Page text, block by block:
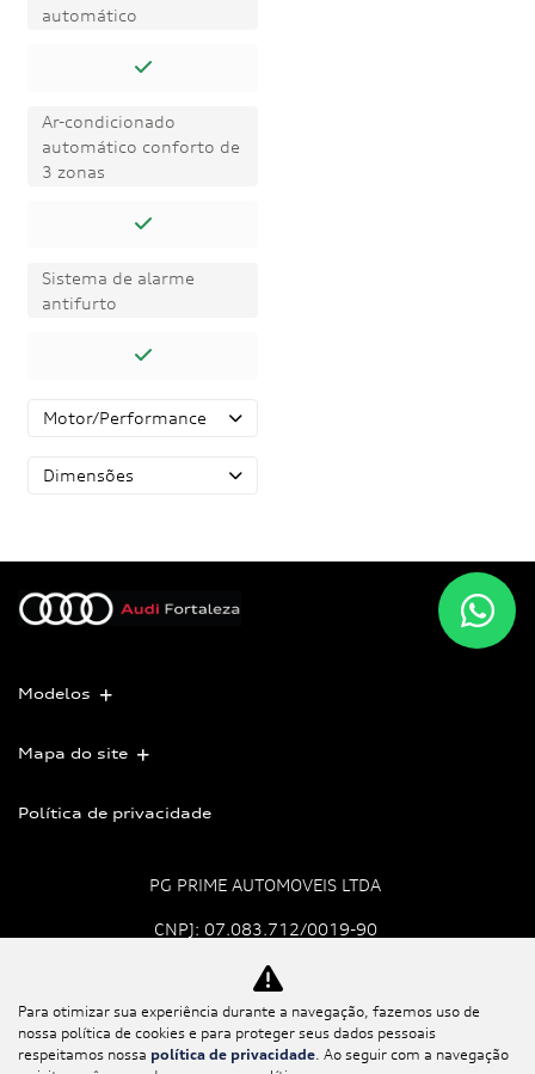
automático
Ar-condicionado
automático conforto de
3 zonas
Sistema de alarme
antifurto
Motor/Performance
Dimensões
Modelos
Mapa do site
Política de privacidade
PG PRIME AUTOMOVEIS LTDA
CNPJ: 07.083.712/0019-90
No trânsito, enxergar o
outro salva vidas.
Para otimizar sua experiência durante a navegação, fazemos uso de
nossa política de cookies e para proteger seus dados pessoais
respeitamos nossa política de privacidade. Ao seguir com a navegação